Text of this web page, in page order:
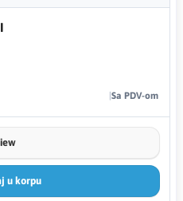
Sa PDV-om
u korpu